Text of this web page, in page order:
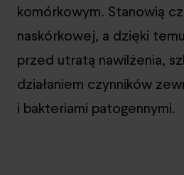
komórkowym. Stanowią
naskórkowej, a dzięki
przed utratą nawilżenia,
działaniem czynników
i bakteriami patogennymi.